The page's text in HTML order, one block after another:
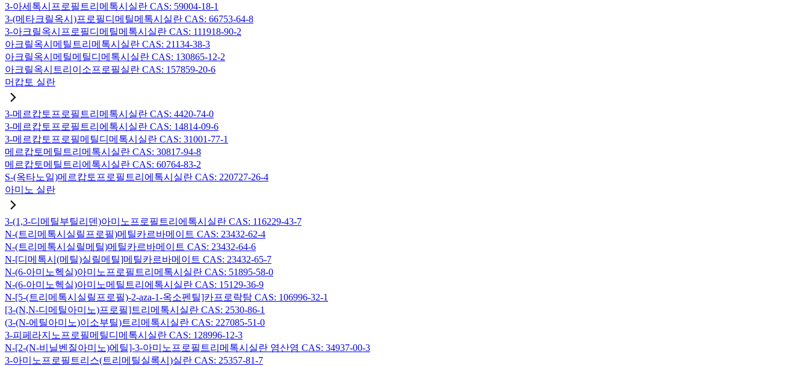
3-아세톡시프로필트리메톡시실란 CAS: 59004-18-1
3-(메타크릴옥시)프로필디메틸메톡시실란 CAS: 66753-64-8
3-아크릴옥시프로필디메틸메톡시실란 CAS: 111918-90-2
아크릴옥시메틸트리메톡시실란 CAS: 21134-38-3
아크릴옥시메틸메틸디메톡시실란 CAS: 130865-12-2
아크릴옥시트리이소프로필실란 CAS: 157859-20-6
머캅토 실란
3-메르캅토프로필트리메톡시실란 CAS: 4420-74-0
3-메르캅토프로필트리에톡시실란 CAS: 14814-09-6
3-메르캅토프로필메틸디메톡시실란 CAS: 31001-77-1
메르캅토메틸트리메톡시실란 CAS: 30817-94-8
메르캅토메틸트리에톡시실란 CAS: 60764-83-2
S-(옥타노일)메르캅토프로필트리에톡시실란 CAS: 220727-26-4
아미노 실란
3-(1,3-디메틸부틸리덴)아미노프로필트리에톡시실란 CAS: 116229-43-7
N-(트리메톡시실릴프로필)메틸카르바메이트 CAS: 23432-62-4
N-(트리메톡시실릴메틸)메틸카르바메이트 CAS: 23432-64-6
N-[디메톡시(메틸)실릴메틸]메틸카르바메이트 CAS: 23432-65-7
N-(6-아미노헥실)아미노프로필트리메톡시실란 CAS: 51895-58-0
N-(6-아미노헥실)아미노메틸트리에톡시실란 CAS: 15129-36-9
N-[5-(트리메톡시실릴프로필)-2-aza-1-옥소펜틸]카프로락탐 CAS: 106996-32-1
[3-(N,N-디메틸아미노)프로필]트리메톡시실란 CAS: 2530-86-1
(3-(N-에틸아미노)이소부틸)트리메톡시실란 CAS: 227085-51-0
3-피페라지노프로필메틸디메톡시실란 CAS: 128996-12-3
N-[2-(N-비닐벤질아미노)에틸]-3-아미노프로필트리메톡시실란 염산염 CAS: 34937-00-3
3-아미노프로필트리스(트리메틸실록시)실란 CAS: 25357-81-7